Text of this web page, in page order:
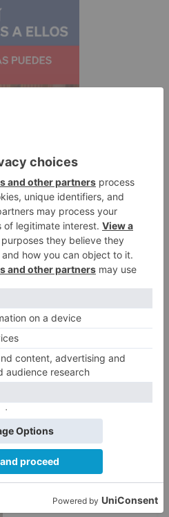
las ventas de la
que han
es desigual ya que
de parafarmacia en
un 6,25% en los
la compra de lentillas
respecto al periodo
LO + VISTO
Detienen a un joven de 27 años
por el robo de cableado y por
atentado contra los agentes